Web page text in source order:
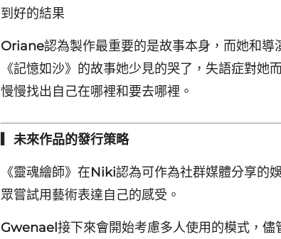
到好的結果
Oriane認為製作最重要的是故事本身，而她和導
《記憶如沙》的故事她少見的哭了，失語症對她
慢慢找出自己在哪裡和要去哪裡。
▎未來作品的發行策略
《靈魂繪師》在Niki認為可作為社群媒體分享的
眾嘗試用藝術表達自己的感受。
Gwenael 接下來會開始考慮多人使用的模式，